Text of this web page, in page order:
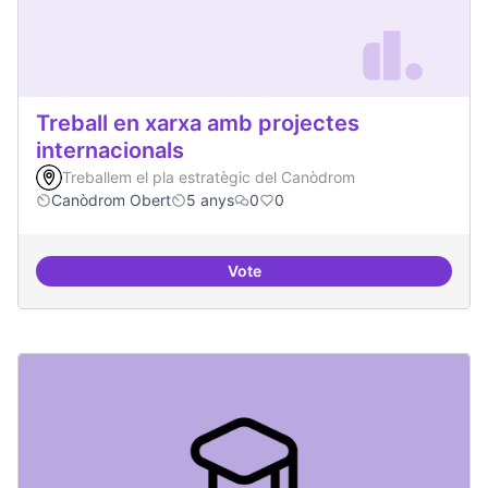
Treball en xarxa amb projectes
internacionals
Treballem el pla estratègic del Canòdrom
Canòdrom Obert
5 anys 0 0
VoteTreball en xarxa amb projectes